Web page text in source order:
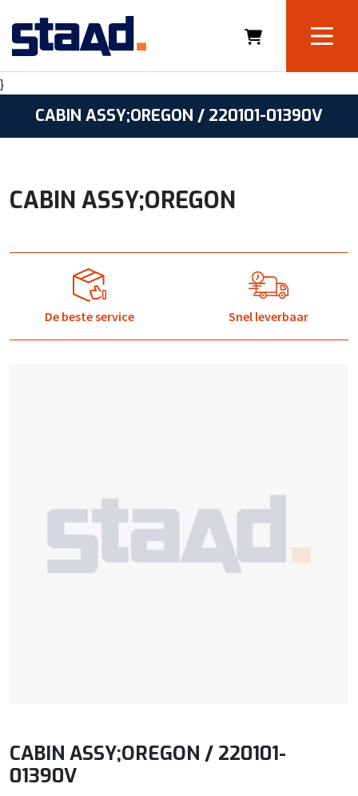
}
CABIN ASSY;OREGON / 220101-01390V
CABIN ASSY;OREGON
De beste service Snel leverbaar
CABIN ASSY;OREGON / 220101-
01390V